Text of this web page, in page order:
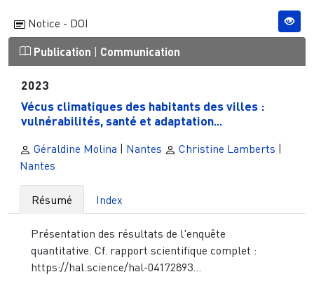
Notice - DOI
Publication | Communication
2023
Vécus climatiques des habitants des villes :
vulnérabilités, santé et adaptation...
Géraldine Molina | Nantes Christine Lamberts |
Nantes
Résumé Index
Présentation des résultats de l'enquête
quantitative. Cf. rapport scientifique complet :
https://hal.science/hal-04172893...